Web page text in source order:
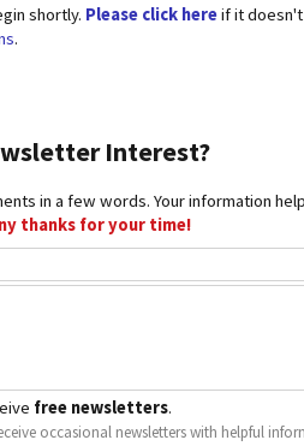
shortly. Please click hereif it
.
Interest?
in a few words. Your information
thanks for your time!
free newsletters.
occasional newsletters with helpful